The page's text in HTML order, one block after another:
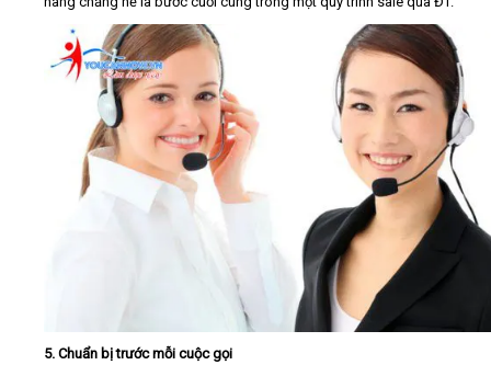
5. Chuẩn bị trước mỗi cuộc gọi